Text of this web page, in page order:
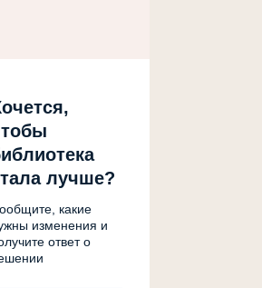
лучше?
какие
изменения и
ответ о